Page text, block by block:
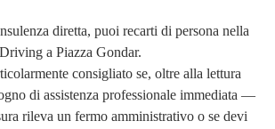
diretta, puoi recarti di persona nella
a Piazza Gondar.
consigliato se, oltre alla lettura
di assistenza professionale immediata —
rileva un fermo amministrativo o se devi